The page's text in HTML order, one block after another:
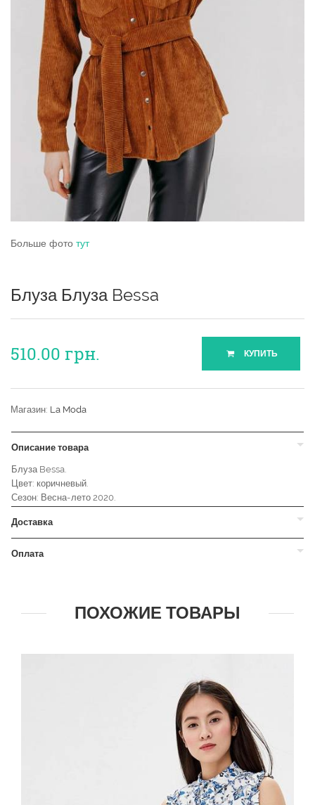
Больше фото тут
Блуза Блуза Bessa
510.00 грн. КУПИТЬ
Магазин: La Moda
Описание товара
Блуза Bessa.
Цвет: коричневый.
Сезон: Весна-лето 2020.
Доставка
Оплата
ПОХОЖИЕ ТОВАРЫ